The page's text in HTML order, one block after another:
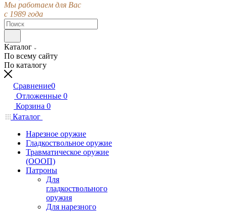
Мы работаем для Вас
с 1989 года
Каталог
По всему сайту
По каталогу
Сравнение0
Отложенные 0
Корзина 0
Каталог
Нарезное оружие
Гладкоствольное оружие
Травматическое оружие
(ОООП)
Патроны
Для
гладкоствольного
оружия
Для нарезного